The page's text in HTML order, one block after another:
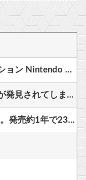
『ゼノブレイド ディフィニティブエディション Nintendo Switch 2 Edition』3,713 本
【衝撃】 彩卵がサイタマに直結する伏線が発見されてしまうｗｗｗ
【朗報】Switch2、ゲームキューブを抜く。発売約1年で2368万台突破